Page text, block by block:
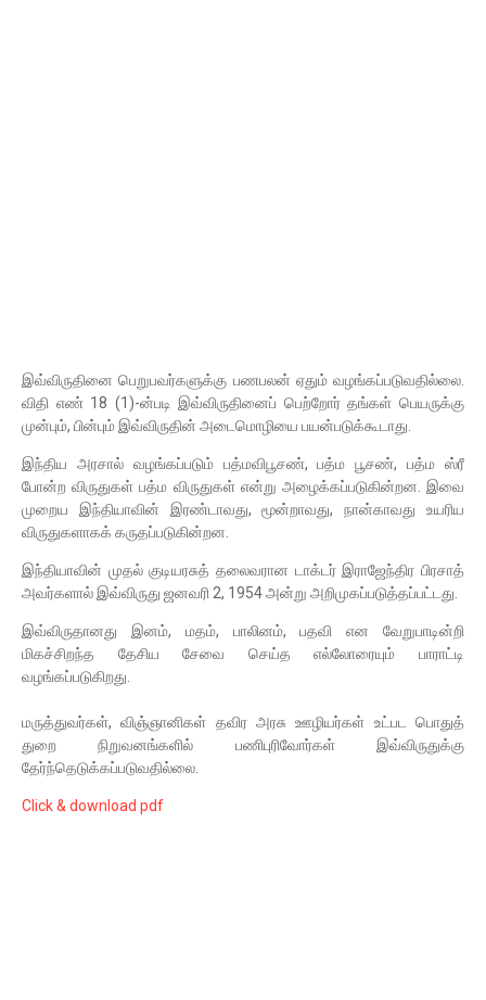
இவ்விருதினை பெறுபவர்களுக்கு பணபலன் ஏதும் வழங்கப்படுவதில்லை.
விதி எண் 18 (1)-ன்படி இவ்விருதினைப் பெற்றோர் தங்கள் பெயருக்கு
முன்பும், பின்பும் இவ்விருதின் அடைமொழியை பயன்படுக்கூடாது.
இந்திய அரசால் வழங்கப்படும் பத்மவிபூசண், பத்ம பூசண், பத்ம ஸ்ரீ
போன்ற விருதுகள் பத்ம விருதுகள் என்று அழைக்கப்படுகின்றன. இவை
முறைய இந்தியாவின் இரண்டாவது, மூன்றாவது, நான்காவது உயரிய
விருதுகளாகக் கருதப்படுகின்றன.
இந்தியாவின் முதல் குடியரசுத் தலைவரான டாக்டர் இராஜேந்திர பிரசாத்
அவர்களால் இவ்விருது ஜனவரி 2, 1954 அன்று அறிமுகப்படுத்தப்பட்டது.
இவ்விருதானது இனம், மதம், பாலினம், பதவி என வேறுபாடின்றி
மிகச்சிறந்த தேசிய சேவை செய்த எல்லோரையும் பாராட்டி
வழங்கப்படுகிறது.
மருத்துவர்கள், விஞ்ஞானிகள் தவிர அரசு ஊழியர்கள் உட்பட பொதுத்
துறை நிறுவனங்களில் பணிபுரிவோர்கள் இவ்விருதுக்கு
தேர்ந்தெடுக்கப்படுவதில்லை.
Click & download pdf